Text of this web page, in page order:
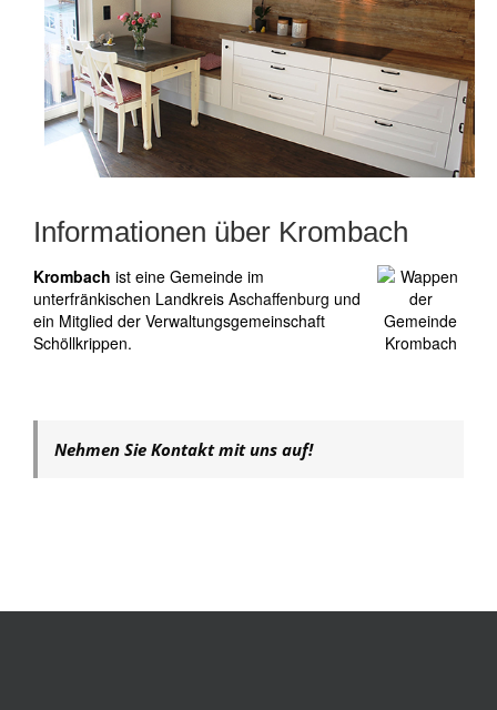
Informationen über Krombach
Krombach ist eine Gemeinde im
unterfränkischen Landkreis Aschaffenburg und
ein Mitglied der Verwaltungsgemeinschaft
Schöllkrippen.
Nehmen Sie Kontakt mit uns auf!